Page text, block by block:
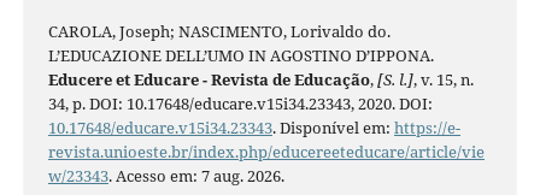
CAROLA, Joseph; NASCIMENTO, Lorivaldo do.
L’EDUCAZIONE DELL’UMO IN AGOSTINO D’IPPONA.
Educere et Educare - Revista de Educação,[S. l.], v. 15, n.
34, p. DOI: 10.17648/educare.v15i34.23343, 2020. DOI:
10.17648/educare.v15i34.23343. Disponível em: https://e-
revista.unioeste.br/index.php/educereeteducare/article/vie
w/23343. Acesso em: 7 aug. 2026.